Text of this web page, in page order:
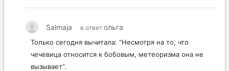
Salmaja в ответ ольга
Только сегодня вычитала: “Несмотря на то, что
чечевица относится к бобовым, метеоризма она не
вызывает”.